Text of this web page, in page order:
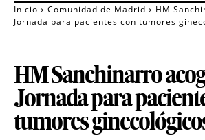
Inicio Comunidad de Madrid
HM
Jornada para pacientes con tumores
HM Sanchinarro
Jornada para
tumores